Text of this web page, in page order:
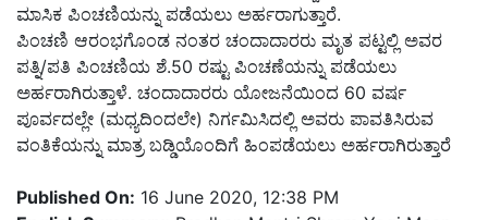
ಮಾಸಿಕ ಪಿಂಚಣಿಯನ್ನು ಪಡೆಯಲು ಅರ್ಹರಾಗುತ್ತಾರೆ.
ಪಿಂಚಣಿ ಆರಂಭಗೊಂಡ ನಂತರ ಚಂದಾದಾರರು ಮೃತ ಪಟ್ಟಲ್ಲಿ ಅವರ
ಪತ್ನಿ/ಪತಿ ಪಿಂಚಣಿಯ ಶೆ.50 ರಷ್ಟು ಪಿಂಚಣೆಯನ್ನು ಪಡೆಯಲು
ಅರ್ಹರಾಗಿರುತ್ತಾಳೆ. ಚಂದಾದಾರರು ಯೋಜನೆಯಿಂದ 60 ವರ್ಷ
ಪೂರ್ವದಲ್ಲೇ (ಮಧ್ಯದಿಂದಲೇ) ನಿರ್ಗಮಿಸಿದಲ್ಲಿ ಅವರು ಪಾವತಿಸಿರುವ
ವಂತಿಕೆಯನ್ನು ಮಾತ್ರ ಬಡ್ಡಿಯೊಂದಿಗೆ ಹಿಂಪಡೆಯಲು ಅರ್ಹರಾಗಿರುತ್ತಾರೆ
Published On: 16 June 2020, 12:38 PM